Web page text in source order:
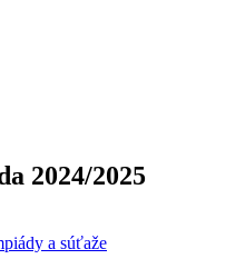
2024/2025
a súťaže